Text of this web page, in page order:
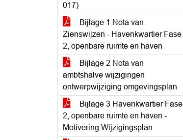
017)
Bijlage 1 Nota van
Zienswijzen - Havenkwartier Fase
2, openbare ruimte en haven
Bijlage 2 Nota van
ambtshalve wijzigingen
ontwerpwijziging omgevingsplan
Bijlage 3 Havenkwartier Fase
2, openbare ruimte en haven -
Motivering Wijzigingsplan